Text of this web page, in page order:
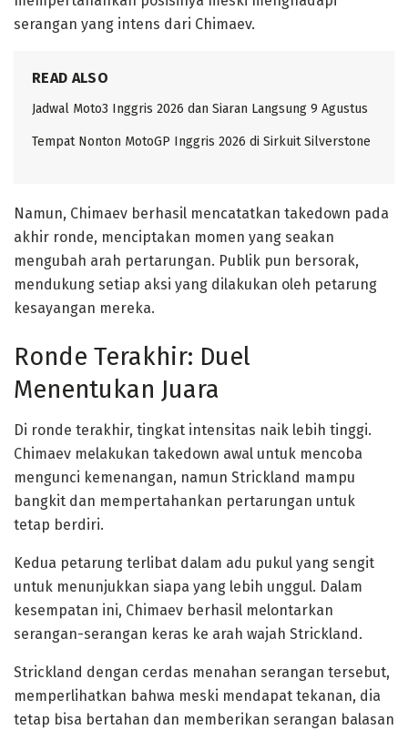
serangan yang intens dari Chimaev.
READ ALSO
Jadwal Moto3 Inggris 2026 dan Siaran Langsung 9 Agustus
Tempat Nonton MotoGP Inggris 2026 di Sirkuit Silverstone
Namun, Chimaev berhasil mencatatkan takedown pada
akhir ronde, menciptakan momen yang seakan
mengubah arah pertarungan. Publik pun bersorak,
mendukung setiap aksi yang dilakukan oleh petarung
kesayangan mereka.
Ronde Terakhir: Duel
Menentukan Juara
Di ronde terakhir, tingkat intensitas naik lebih tinggi.
Chimaev melakukan takedown awal untuk mencoba
mengunci kemenangan, namun Strickland mampu
bangkit dan mempertahankan pertarungan untuk
tetap berdiri.
Kedua petarung terlibat dalam adu pukul yang sengit
untuk menunjukkan siapa yang lebih unggul. Dalam
kesempatan ini, Chimaev berhasil melontarkan
serangan-serangan keras ke arah wajah Strickland.
Strickland dengan cerdas menahan serangan tersebut,
memperlihatkan bahwa meski mendapat tekanan, dia
tetap bisa bertahan dan memberikan serangan balasan